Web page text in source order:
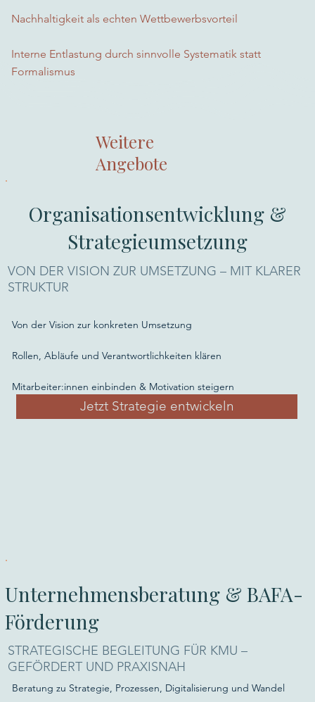
Nachhaltigkeit als echten Wettbewerbsvorteil
Interne Entlastung durch sinnvolle Systematik statt
Formalismus
Weitere
Angebote
Organisationsentwicklung &
Strategieumsetzung
VON DER VISION ZUR UMSETZUNG – MIT KLARER
STRUKTUR
Von der Vision zur konkreten Umsetzung
Rollen, Abläufe und Verantwortlichkeiten klären
Mitarbeiter:innen einbinden & Motivation steigern
Jetzt Strategie entwickeln
Unternehmensberatung & BAFA-
Förderung
STRATEGISCHE BEGLEITUNG FÜR KMU –
GEFÖRDERT UND PRAXISNAH
Beratung zu Strategie, Prozessen, Digitalisierung und Wandel